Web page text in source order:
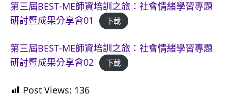
第三屆BEST-ME師資培訓之旅：社會情緒學習專題
研討暨成果分享會01
下載
第三屆BEST-ME師資培訓之旅：社會情緒學習專題
研討暨成果分享會02
下載
Post Views: 136